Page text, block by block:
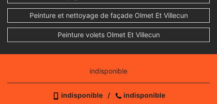
Peinture et nettoyage de façade Olmet Et Villecun
Peinture volets Olmet Et Villecun
indisponible
indisponible / indisponible